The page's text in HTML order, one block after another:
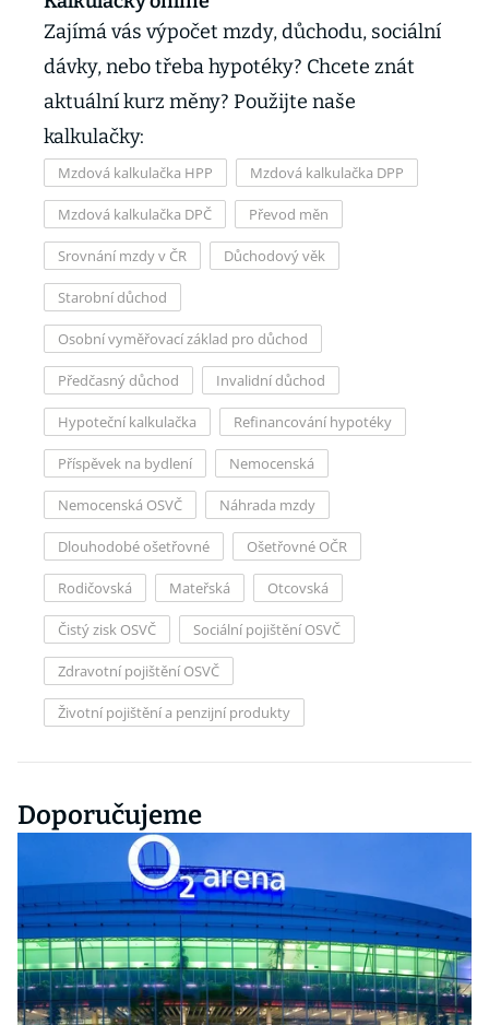
Zajímá vás výpočet mzdy, důchodu, sociální
dávky, nebo třeba hypotéky? Chcete znát
aktuální kurz měny? Použijte naše
kalkulačky:
Mzdová kalkulačka HPP Mzdová kalkulačka DPP
Mzdová kalkulačka DPČ Převod měn
Srovnání mzdy v ČR Důchodový věk
Starobní důchod
Osobní vyměřovací základ pro důchod
Předčasný důchod Invalidní důchod
Hypoteční kalkulačka Refinancování hypotéky
Příspěvek na bydlení Nemocenská
Nemocenská OSVČ Náhrada mzdy
Dlouhodobé ošetřovné Ošetřovné OČR
Rodičovská Mateřská Otcovská
Čistý zisk OSVČ Sociální pojištění OSVČ
Zdravotní pojištění OSVČ
Životní pojištění a penzijní produkty
Doporučujeme